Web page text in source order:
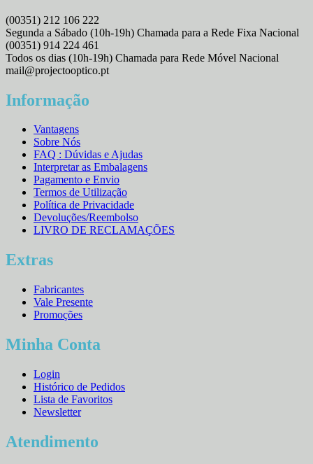
(00351) 212 106 222
Segunda a Sábado (10h-19h) Chamada para a Rede Fixa Nacional
(00351) 914 224 461
Todos os dias (10h-19h) Chamada para Rede Móvel Nacional
mail@projectooptico.pt
Informação
Vantagens
Sobre Nós
FAQ : Dúvidas e Ajudas
Interpretar as Embalagens
Pagamento e Envio
Termos de Utilização
Política de Privacidade
Devoluções/Reembolso
LIVRO DE RECLAMAÇÕES
Extras
Fabricantes
Vale Presente
Promoções
Minha Conta
Login
Histórico de Pedidos
Lista de Favoritos
Newsletter
Atendimento